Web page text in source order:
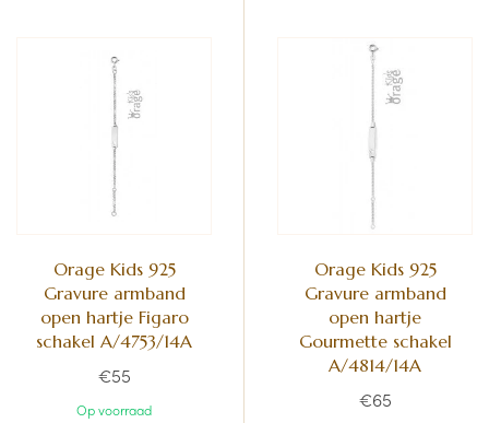
Orage Kids 925
Gravure armband
open hartje Figaro
schakel A/4753/14A
€55
Op voorraad
Orage Kids 925
Gravure armband
open hartje
Gourmette schakel
A/4814/14A
€65